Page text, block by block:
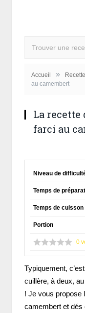
Accueil »
au camembert
La
farci au
Niveau de
Temps de
Temps de cuisson
Portion
0
Typiquement,
cuillère, à deux,
! Je vous propose
camembert et dés